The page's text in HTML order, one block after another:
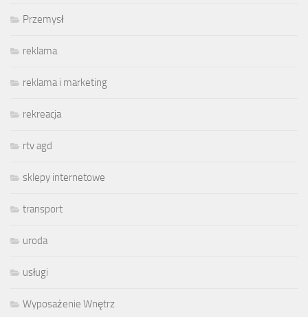
Przemysł
reklama
reklama i marketing
rekreacja
rtv agd
sklepy internetowe
transport
uroda
usługi
Wyposażenie Wnętrz